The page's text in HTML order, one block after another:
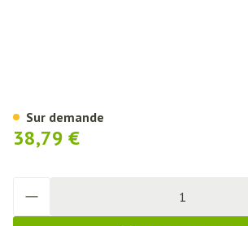
38,79 €
Sur demande